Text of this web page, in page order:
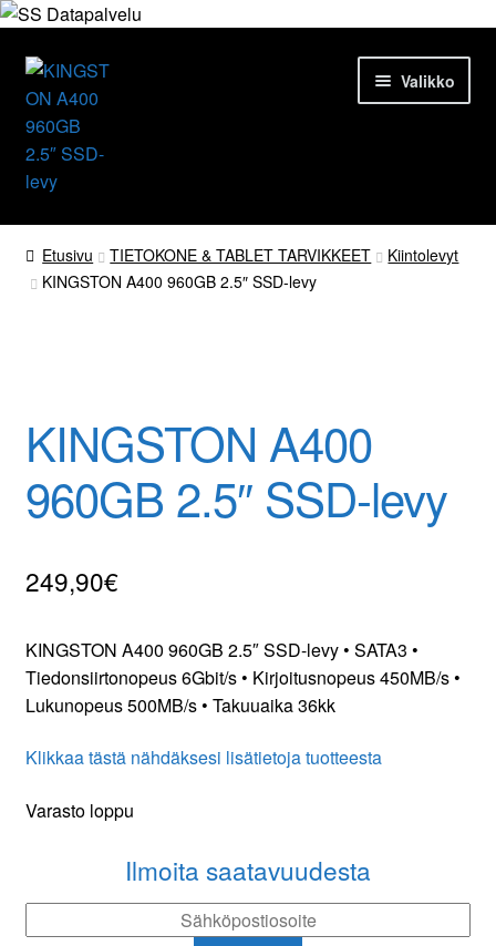
Siirry
navigointiin
Siirry
sisältöön
Valikko
Etusivu
Tuotteet
Yrityksestä
Yhteydenotto
Oma tili
Etusivu TIETOKONE & TABLET TARVIKKEET
Kiintolevyt
KINGSTON A400 960GB 2.5″ SSD-levy
KINGSTON A400
960GB 2.5″ SSD-levy
249,90€
KINGSTON A400 960GB 2.5″ SSD-levy • SATA3 •
Tiedonsiirtonopeus 6Gbit/s • Kirjoitusnopeus 450MB/s •
Lukunopeus 500MB/s • Takuuaika 36kk
Klikkaa tästä nähdäksesi lisätietoja tuotteesta
Varasto loppu
Ilmoita saatavuudesta